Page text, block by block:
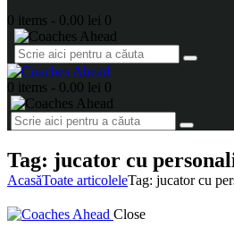
0 items - 0.00 lei 0
0 items - 0.00 lei 0
Tag: jucator cu
AcasăToate articoleleTag: jucator cu
Close